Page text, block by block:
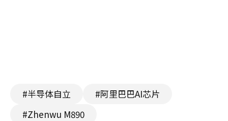
#半导体自立
#阿里巴巴AI芯片
#Zhenwu M890